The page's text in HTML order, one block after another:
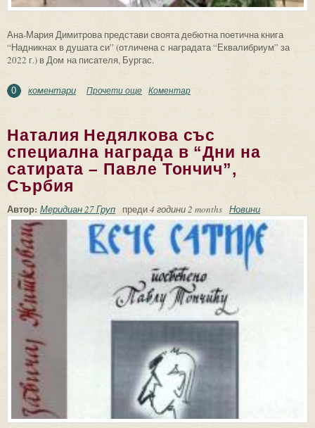
Ана-Мария Димитрова представи своята дебютна поетична книга
“Надникнах в душата си” (отличена с наградата “Еквалибриум” за
2022 г.) в Дом на писателя, Бургас.
0 коментари Прочети още about Вълнуваща премиера на дебютната
Коментар
Наталия Недялкова със
специална награда в “Дни на
сатирата – Павле Тончич”,
Сърбия
Автор: Меридиан 27 Груп преди4 години 2 months Новини